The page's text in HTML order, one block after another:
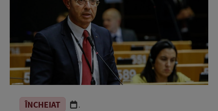
ÎNCHEIAT .